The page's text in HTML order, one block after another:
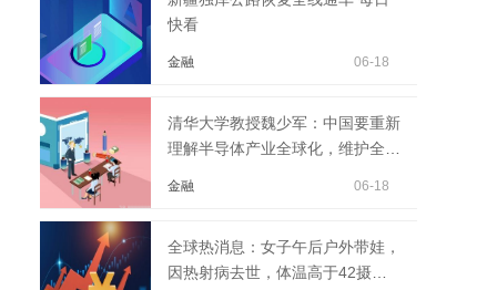
快看
金融 06-18
清华大学教授魏少军：中国要重新
理解半导体产业全球化，维护全球
金融 06-18
全球热消息：女子午后户外带娃，
因热射病去世，体温高于42摄氏